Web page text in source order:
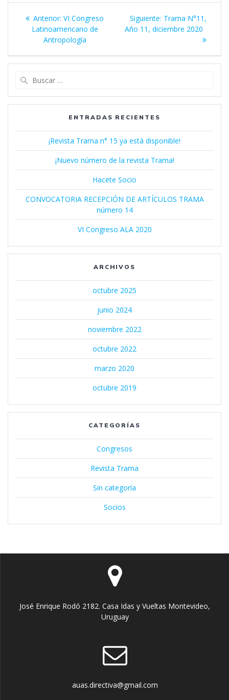
Navegación
entradas
Anterior: Entrada
anterior:
VI Congreso
Latinoamericano de
Antropología
Siguiente: Siguiente
entrada:
Trama N°11,
Año 11, diciembre 2020
ENTRADAS RECIENTES
¡Revista Trama n° 15 ya está disponible!
¡Nuevo número de la revista Trama!
Hacete Socio
CONVOCATORIA RECEPCIÓN DE ARTÍCULOS TRAMA
número 14
VI Congreso ALA 2020
ARCHIVOS
octubre 2025
junio 2024
noviembre 2022
octubre 2022
marzo 2020
octubre 2019
CATEGORÍAS
Congresos
Revista Trama
Sin categoría
Socios
José Enrique Rodó 2182. Casa Idas y Vueltas Montevideo,
Uruguay
auas.directiva@gmail.com